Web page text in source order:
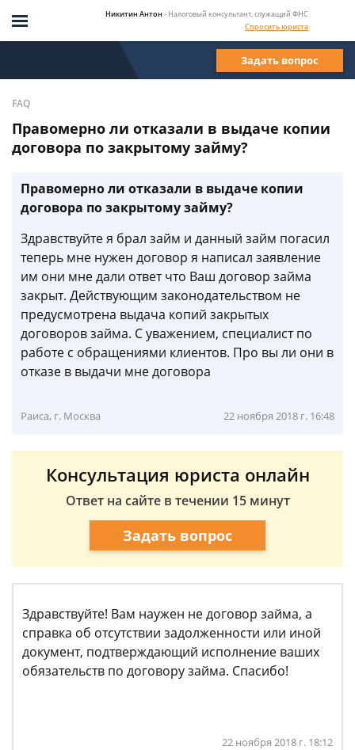
Никитин Антон - Налоговый консультант, служащий ФНС
Спросить юриста
Задать вопрос
FAQ
Правомерно ли отказали в выдаче копии
договора по закрытому займу?
Правомерно ли отказали в выдаче копии
договора по закрытому займу?
Здравствуйте я брал займ и данный займ погасил
теперь мне нужен договор я написал заявление
им они мне дали ответ что Ваш договор займа
закрыт. Действующим законодательством не
предусмотрена выдача копий закрытых
договоров займа. С уважением, специалист по
работе с обращениями клиентов. Про вы ли они в
отказе в выдачи мне договора
Раиса, г. Москва 22 ноября 2018 г. 16:48
Консультация юриста онлайн
Ответ на сайте в течении 15 минут
Задать вопрос
Здравствуйте! Вам наужен не договор займа, а
справка об отсутствии задолженности или иной
документ, подтверждающий исполнение ваших
обязательств по договору займа. Спасибо!
22 ноября 2018 г. 18:12